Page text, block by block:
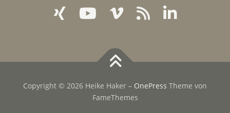
Copyright © 2026 Heike Haker – OnePress Theme von
FameThemes